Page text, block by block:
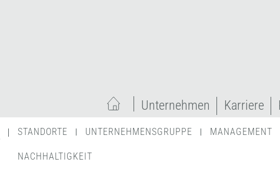
Unternehmen Karriere
STANDORTE UNTERNEHMENSGRUPPE MANAGEMENT
NACHHALTIGKEIT